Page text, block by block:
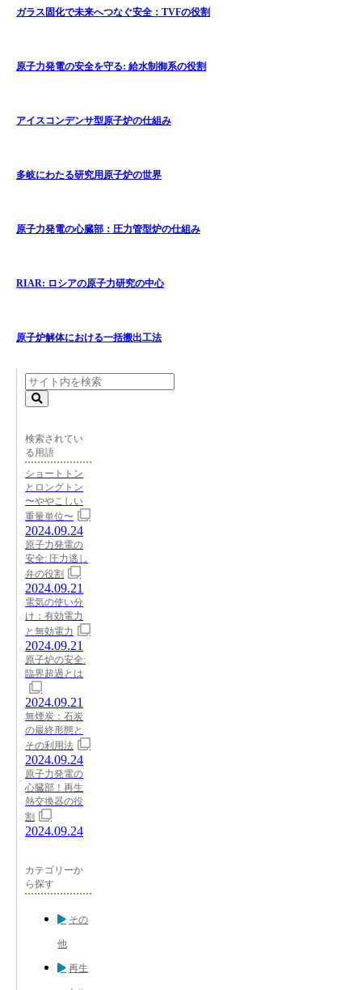
ガラス固化で未来へつなぐ安全：TVFの役割
原子力発電の安全を守る: 給水制御系の役割
アイスコンデンサ型原子炉の仕組み
多岐にわたる研究用原子炉の世界
原子力発電の心臓部：圧力管型炉の仕組み
RIAR: ロシアの原子力研究の中心
原子炉解体における一括搬出工法
検索されてい
る用語
ショートトン
とロングトン
〜ややこしい
重量単位〜
2024.09.24
原子力発電の
安全: 圧力逃し
弁の役割
2024.09.21
電気の使い分
け：有効電力
と無効電力
2024.09.21
原子炉の安全:
臨界超過とは
2024.09.21
無煙炭：石炭
の最終形態と
その利用法
2024.09.24
原子力発電の
心臓部！再生
熱交換器の役
割
2024.09.24
カテゴリーか
ら探す
その
他
再生